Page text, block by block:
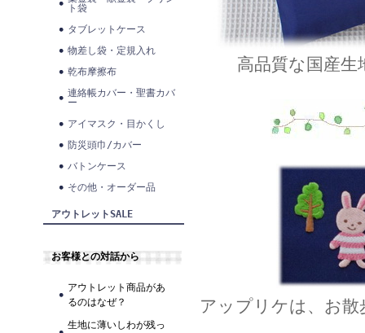
ト袋
タブレットケース
物差し袋・定規入れ
乾布摩擦布
連絡帳カバー・聖書カバ
ー
アイマスク・目かくし
防災頭巾/カバー
バトンケース
その他・オーダー品
アウトレットSALE
お客様との対話から
アウトレット商品があ
るのはなぜ？
生地に薄いしわが残っ
高品質な国産
アップリケは、お